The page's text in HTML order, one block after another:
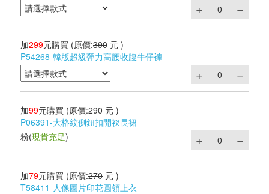
加299元購買 (原價:390 元 )
P54268-韓版超級彈力高腰收腹牛仔褲
加99元購買 (原價:290 元 )
P06391-大格紋側鈕扣開衩長裙
粉(現貨充足)
加79元購買 (原價:270 元 )
T58411-人像圖片印花圓領上衣